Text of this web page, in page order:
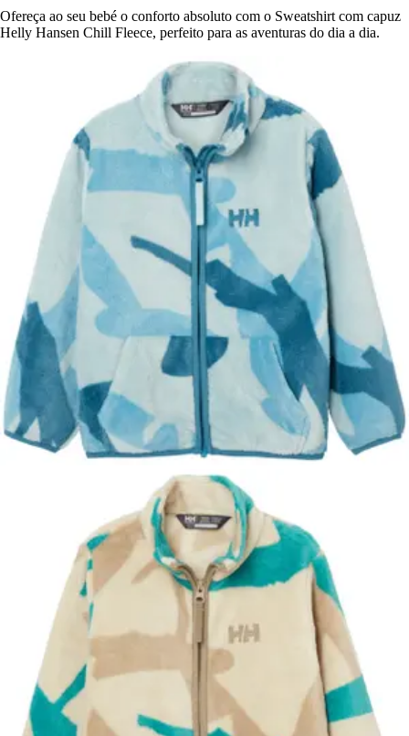
Ofereça ao seu bebé o conforto absoluto com o Sweatshirt com capuz
Helly Hansen Chill Fleece, perfeito para as aventuras do dia a dia.